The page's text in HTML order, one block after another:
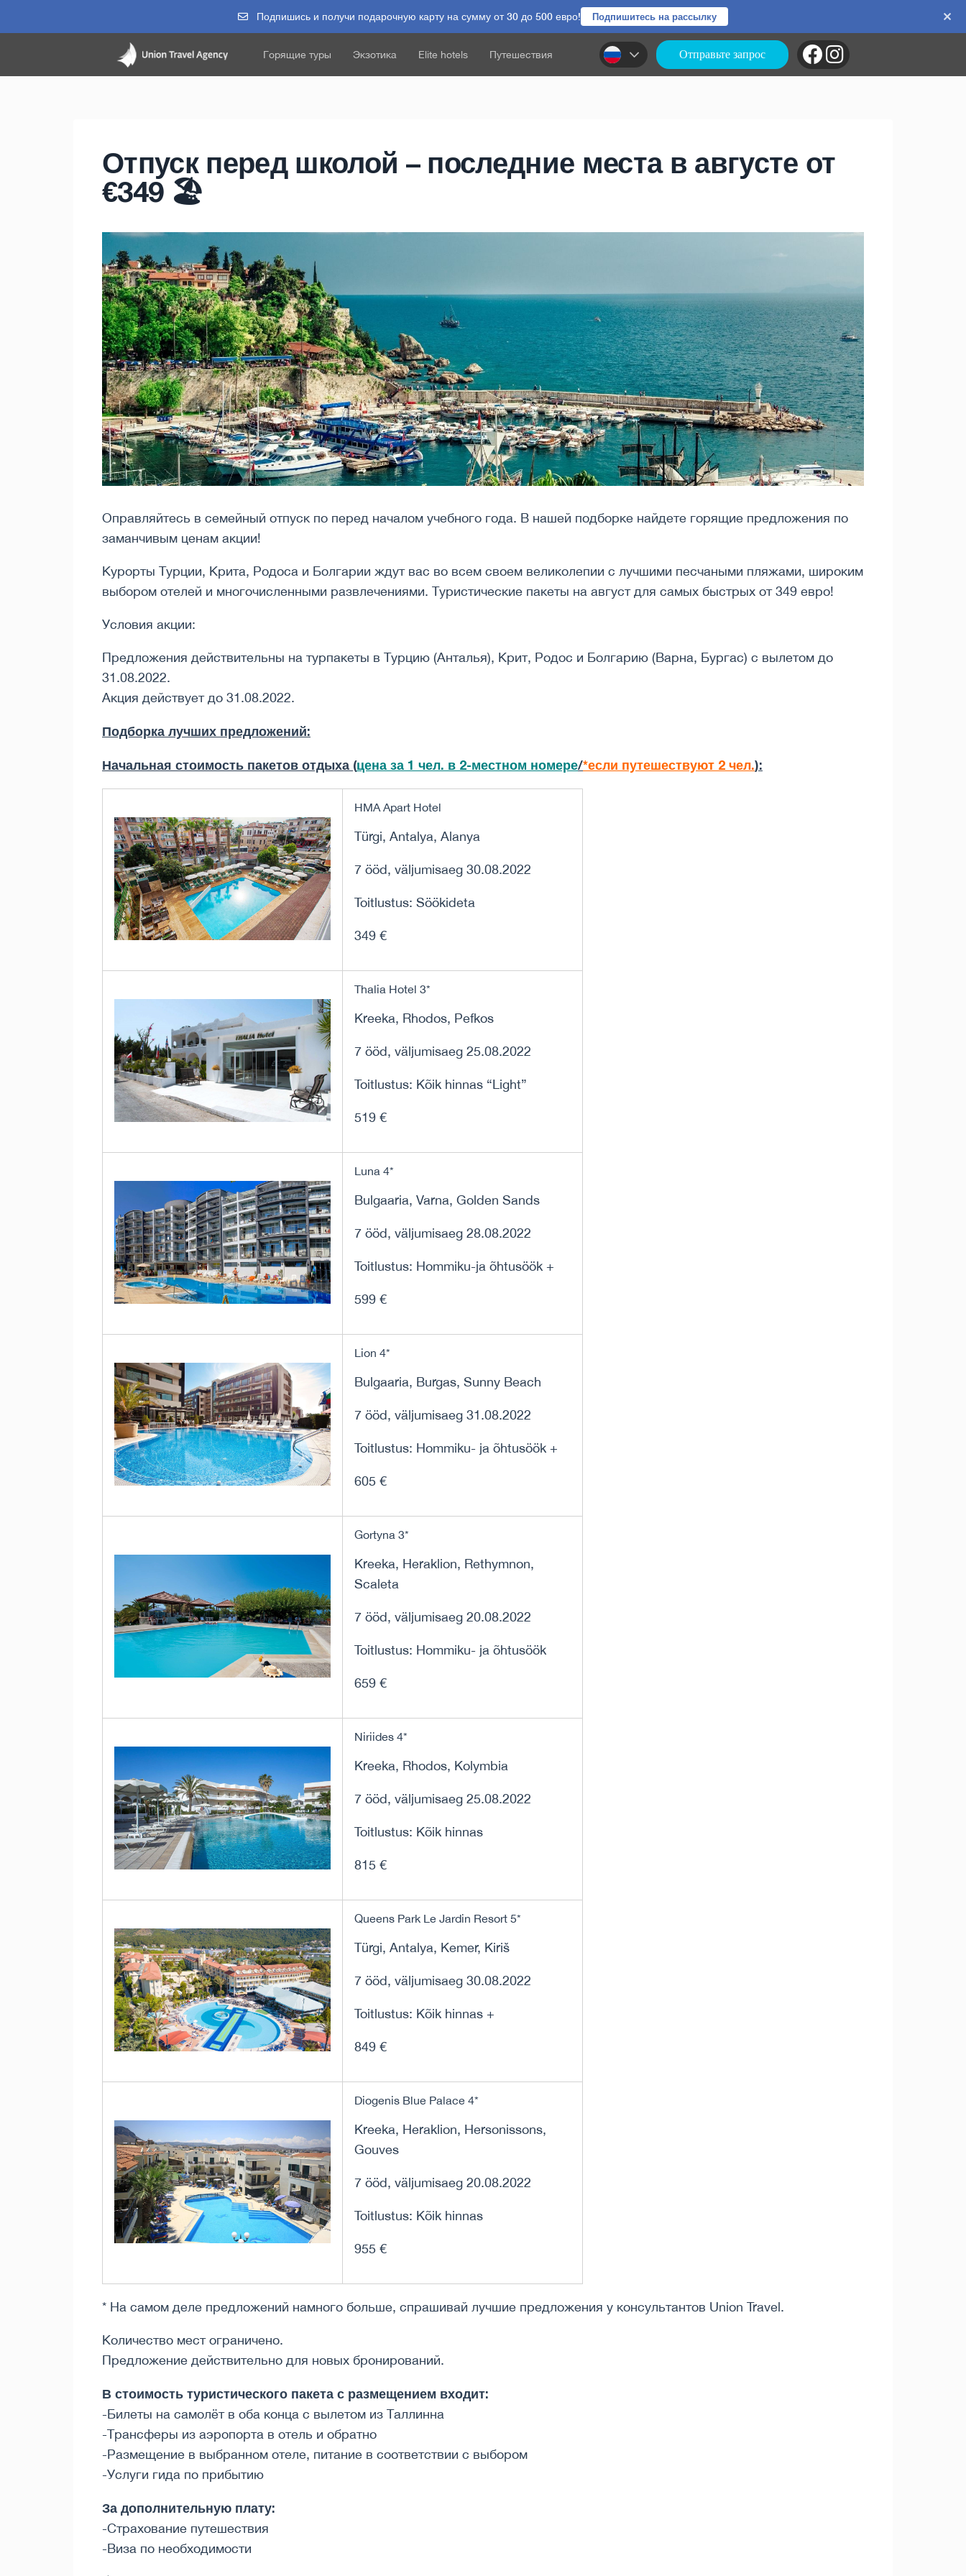
Подпишись и получи подарочную карту на сумму от 30 до 500 евро! Подпишитесь на рассылку
Горящие туры Экзотика Elite hotels Путешествия Отправьте запрос
Отпуск перед школой – последние места в августе от
€349 🏖
Оправляйтесь в семейный отпуск по перед началом учебного года. В нашей подборке найдете горящие предложения по
заманчивым ценам акции!
Курорты Турции, Крита, Родоса и Болгарии ждут вас во всем своем великолепии с лучшими песчаными пляжами, широким
выбором отелей и многочисленными развлечениями. Туристические пакеты на август для самых быстрых от 349 евро!
Условия акции:
Предложения действительны на турпакеты в Турцию (Анталья), Крит, Родос и Болгарию (Варна, Бургас) с вылетом до
31.08.2022.
Акция действует до 31.08.2022.
Подборка лучших предложений:
Начальная стоимость пакетов отдыха (цена за 1 чел. в 2-местном номере/*если путешествуют 2 чел.):
HMA Apart Hotel
Türgi, Antalya, Alanya
7 ööd, väljumisaeg 30.08.2022
Toitlustus: Söökideta
349 €
Thalia Hotel 3*
Kreeka, Rhodos, Pefkos
7 ööd, väljumisaeg 25.08.2022
Toitlustus: Kõik hinnas “Light”
519 €
Luna 4*
Bulgaaria, Varna, Golden Sands
7 ööd, väljumisaeg 28.08.2022
Toitlustus: Hommiku-ja õhtusöök +
599 €
Lion 4*
Bulgaaria, Burgas, Sunny Beach
7 ööd, väljumisaeg 31.08.2022
Toitlustus: Hommiku- ja õhtusöök +
605 €
Gortyna 3*
Kreeka, Heraklion, Rethymnon,
Scaleta
7 ööd, väljumisaeg 20.08.2022
Toitlustus: Hommiku- ja õhtusöök
659 €
Niriides 4*
Kreeka, Rhodos, Kolymbia
7 ööd, väljumisaeg 25.08.2022
Toitlustus: Kõik hinnas
815 €
Queens Park Le Jardin Resort 5*
Türgi, Antalya, Kemer, Kiriš
7 ööd, väljumisaeg 30.08.2022
Toitlustus: Kõik hinnas +
849 €
Diogenis Blue Palace 4*
Kreeka, Heraklion, Hersonissons,
Gouves
7 ööd, väljumisaeg 20.08.2022
Toitlustus: Kõik hinnas
955 €
* На самом деле предложений намного больше, спрашивай лучшие предложения у консультантов Union Travel.
Количество мест ограничено.
Предложение действительно для новых бронирований.
В стоимость туристического пакета с размещением входит:
-Билеты на самолёт в оба конца с вылетом из Таллинна
-Трансферы из аэропорта в отель и обратно
-Размещение в выбранном отеле, питание в соответствии с выбором
-Услуги гида по прибытию
За дополнительную плату:
-Страхование путешествия
-Виза по необходимости